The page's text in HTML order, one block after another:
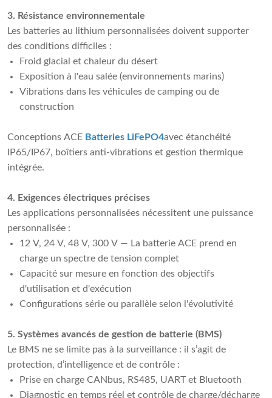
3. Résistance environnementale
Les batteries au lithium personnalisées doivent supporter
des conditions difficiles :
Froid glacial et chaleur du désert
Exposition à l'eau salée (environnements marins)
Vibrations dans les véhicules de camping ou de
construction
Conceptions ACE Batteries LiFePO4avec étanchéité
IP65/IP67, boîtiers anti-vibrations et gestion thermique
intégrée.
4. Exigences électriques précises
Les applications personnalisées nécessitent une puissance
personnalisée :
12 V, 24 V, 48 V, 300 V — La batterie ACE prend en
charge un spectre de tension complet
Capacité sur mesure en fonction des objectifs
d'utilisation et d'exécution
Configurations série ou parallèle selon l'évolutivité
5. Systèmes avancés de gestion de batterie (BMS)
Le BMS ne se limite pas à la surveillance : il s’agit de
protection, d’intelligence et de contrôle :
Prise en charge CANbus, RS485, UART et Bluetooth
Diagnostic en temps réel et contrôle de charge/décharge